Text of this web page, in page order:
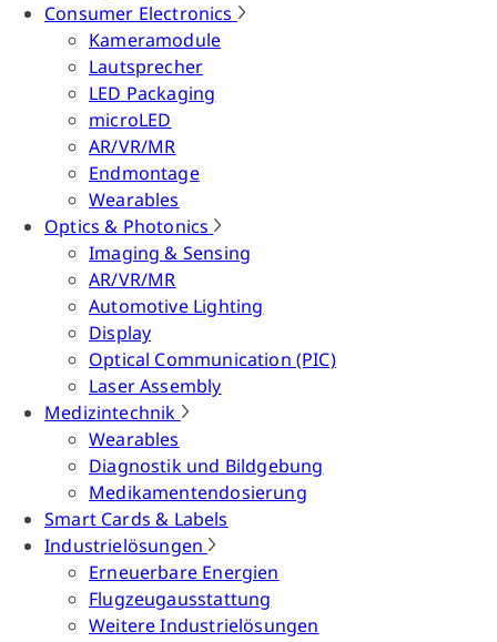
Consumer Electronics
Kameramodule
Lautsprecher
LED Packaging
microLED
AR/VR/MR
Endmontage
Wearables
Optics & Photonics
Imaging & Sensing
AR/VR/MR
Automotive Lighting
Display
Optical Communication (PIC)
Laser Assembly
Medizintechnik
Wearables
Diagnostik und Bildgebung
Medikamentendosierung
Smart Cards & Labels
Industrielösungen
Erneuerbare Energien
Flugzeugausstattung
Weitere Industrielösungen